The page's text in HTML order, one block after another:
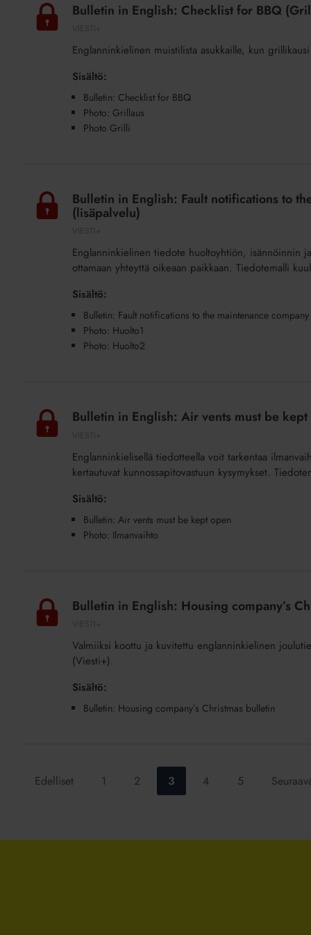
ennen
1994)
(lisäpalvelu)
English:
Checklist
Bulletin in English: Checklist for BBQ
Englanninkielinen muistilista asukkaille, kun
Sisältö:
Bulletin: Checklist for BBQ
Photo: Grillaus
Photo Grilli
English:
Fault
maintenance
(Huoltoyhtiö
Bulletin in English: Fault notifications to
(lisäpalvelu)
Englanninkielinen tiedote huoltoyhtiön, isännöinnin
ottamaan yhteyttä oikeaan paikkaan. Tiedotemalli
Sisältö:
Bulletin: Fault notifications to the maintenance company
Photo: Huolto1
Photo: Huolto2
English:
Bulletin in English: Air vents must be
Englanninkielisellä tiedotteella voit tarkentaa
kertautuvat kunnossapitovastuun kysymykset.
Sisältö:
Bulletin: Air vents must be kept open
Photo: Ilmanvaihto
English:
Housing
Bulletin in English: Housing company’s
Valmiiksi koottu ja kuvitettu englanninkielinen
(Viesti+).
Sisältö:
Bulletin: Housing company’s Christmas bulletin
Edelliset
Siirry
1
Siirry
sivulle:
2
Siirry
sivulle:
3
Siirry
4
Siirry
5